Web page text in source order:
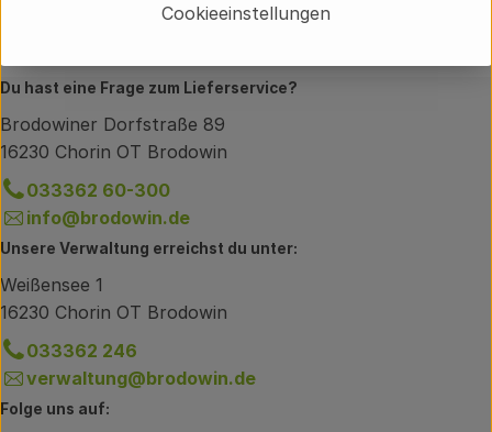
Du hast eine Frage zum Lieferservice?
Brodowiner Dorfstraße 89
16230 Chorin OT Brodowin
033362 60-300
info@brodowin.de
Unsere Verwaltung erreichst du unter:
Weißensee 1
16230 Chorin OT Brodowin
033362 246
verwaltung@brodowin.de
Folge uns auf:
Cookieeinstellungen